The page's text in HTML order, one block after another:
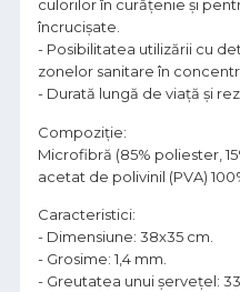
culorilor în curățenie și
încrucișate.
- Posibilitatea utilizării cu
zonelor sanitare în
- Durată lungă de viață și
Compoziție:
Microfibră (85% poliester,
acetat de polivinil (PVA)
Caracteristici:
- Dimensiune: 38x35 cm.
- Grosime: 1,4 mm.
- Greutatea unui șervețel: